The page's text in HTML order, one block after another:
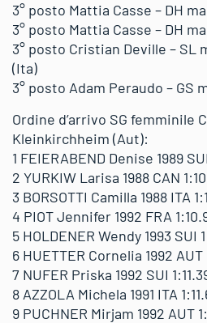
3° posto Mattia Casse – DH
3° posto Mattia Casse – DH
3° posto Cristian Deville – SL
(Ita)
3° posto Adam Peraudo – GS
Ordine d’arrivo SG femminile
Kleinkirchheim (Aut):
1 FEIERABEND Denise 1989
2 YURKIW Larisa 1988 CAN
3 BORSOTTI Camilla 1988 ITA
4 PIOT Jennifer 1992 FRA
5 HOLDENER Wendy 1993 SUI
6 HUETTER Cornelia 1992 AUT
7 NUFER Priska 1992 SUI
8 AZZOLA Michela 1991 ITA
9 PUCHNER Mirjam 1992 AUT